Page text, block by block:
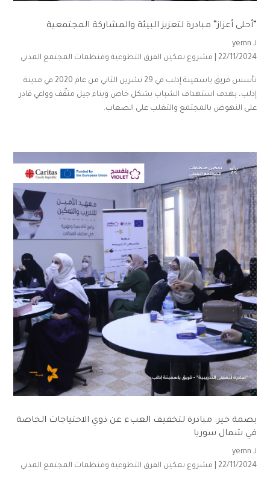
“أحلى أعزاز” مبادرة لتعزيز البيئة والمشاركة المجتمعية
لـ yemn
22/11/2024 |
مشروع تمكين الفرق التطوعية ومنظمات المجتمع المدني
تأسس فريق ياسمينة إدلب في 29 تشرين الثاني من عام 2020 في مدينة
إدلب، بهدف استهداف الشباب بشكل خاص وبناء جيل مثقّف وواعي قادر
على النهوض بالمجتمع والتغلب على الصعاب.
بصمة خير: مبادرة لتخفيف العبء عن ذوي الاحتياجات الخاصة
في شمال سوريا
لـ yemn
22/11/2024 |
مشروع تمكين الفرق التطوعية ومنظمات المجتمع المدني